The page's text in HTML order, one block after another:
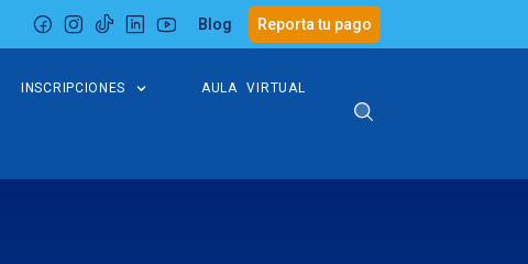
Blog Reporta tu pago
INSCRIPCIONES AULA VIRTUAL